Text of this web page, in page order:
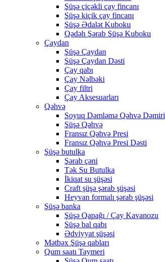
Şüşə çiçəkli çay fincanı
Şüşə kiçik çay fincanı
Şüşə Ədalət Kuboku
Qədəh Şərab Şüşə Kuboku
Çaydan
Şüşə Çaydan
Şüşə Çaydan Dəsti
Çay qabı
Çay Nəlbəki
Çay filtri
Çay Aksesuarları
Qəhvə
Soyuq Dəmləmə Qəhvə Dəmiri
Şüşə Qəhvə
Fransız Qəhvə Presi
Fransız Qəhvə Presi Dəsti
Şüşə butulka
Şərab çəni
Tək Su Butulka
İkiqat su şüşəsi
Craft şüşə şərab şüşəsi
Heyvan formalı şərab şüşəsi
Şüşə banka
Şüşə Qapağı / Çay Kavanozu
Şüşə bal qabı
Ədviyyat şüşəsi
Mətbəx Şüşə qabları
Qum saatı Taymeri